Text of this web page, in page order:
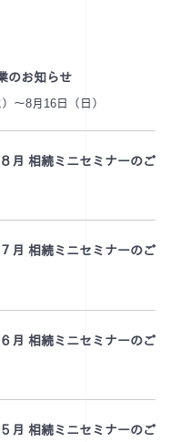
のお知らせ
～8月16日（日）
月 相続ミニセミナーのご
月 相続ミニセミナーのご
月 相続ミニセミナーのご
月 相続ミニセミナーのご